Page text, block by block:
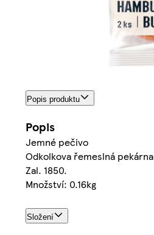
Popis produktu
Popis
Jemné pečivo
Odkolkova řemeslná pekárna
Zal. 1850.
Množství: 0.16kg
Složení